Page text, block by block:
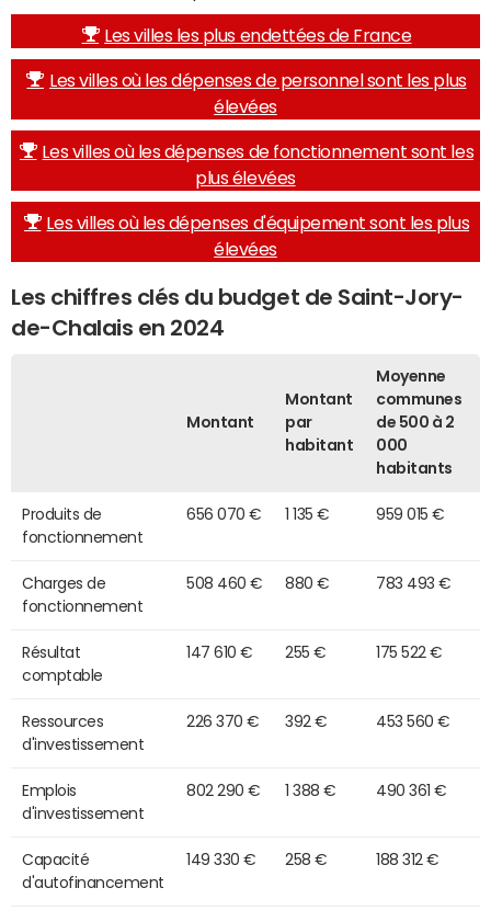
Les villes les plus endettées de France
Les villes où les dépenses de personnel sont les plus
élevées
Les villes où les dépenses de fonctionnement sont les
plus élevées
Les villes où les dépenses d'équipement sont les plus
élevées
Les chiffres clés du budget de Saint-Jory-
de-Chalais en 2024
Montant
Montant
par
habitant
Moyenne
communes
de 500 à 2
000
habitants
Produits de
fonctionnement
656 070 € 1 135 € 959 015 €
Charges de
fonctionnement
508 460 € 880 € 783 493 €
Résultat
comptable
147 610 € 255 € 175 522 €
Ressources
d'investissement
226 370 € 392 € 453 560 €
Emplois
d'investissement
802 290 € 1 388 € 490 361 €
Capacité
d'autofinancement
149 330 € 258 € 188 312 €